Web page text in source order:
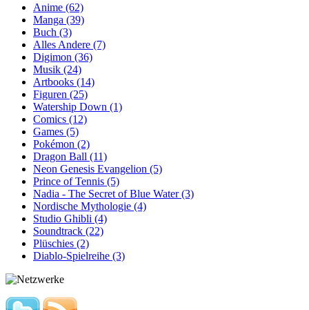
Anime (62)
Manga (39)
Buch (3)
Alles Andere (7)
Digimon (36)
Musik (24)
Artbooks (14)
Figuren (25)
Watership Down (1)
Comics (12)
Games (5)
Pokémon (2)
Dragon Ball (11)
Neon Genesis Evangelion (5)
Prince of Tennis (5)
Nadia - The Secret of Blue Water (3)
Nordische Mythologie (4)
Studio Ghibli (4)
Soundtrack (22)
Plüschies (2)
Diablo-Spielreihe (3)